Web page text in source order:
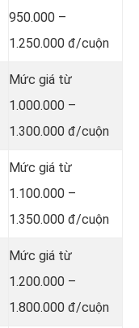
950.000 –
1.250.000 đ/cuộn
Mức giá từ
1.000.000 –
1.300.000 đ/cuộn
Mức giá từ
1.100.000 –
1.350.000 đ/cuộn
Mức giá từ
1.200.000 –
1.800.000 đ/cuộn